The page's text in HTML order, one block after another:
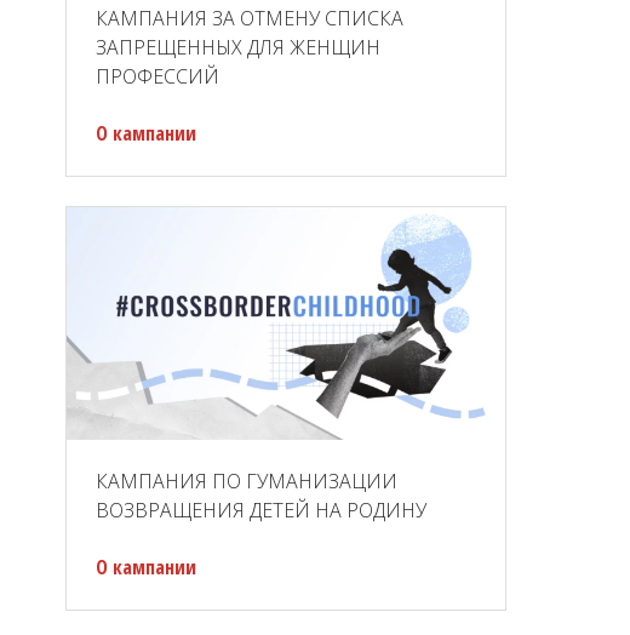
КАМПАНИЯ ЗА ОТМЕНУ СПИСКА
ЗАПРЕЩЕННЫХ ДЛЯ ЖЕНЩИН
ПРОФЕССИЙ
О кампании
КАМПАНИЯ ПО ГУМАНИЗАЦИИ
ВОЗВРАЩЕНИЯ ДЕТЕЙ НА РОДИНУ
О кампании